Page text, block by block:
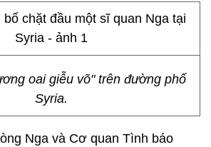
oai giễu võ" trên đường phố
Syria.
Nga và Cơ quan Tình báo